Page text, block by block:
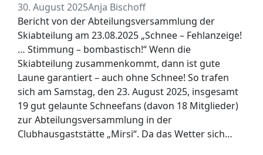
30. August 2025Anja Bischoff
Bericht von der Abteilungsversammlung der
Skiabteilung am 23.08.2025 „Schnee – Fehlanzeige!
… Stimmung – bombastisch!“ Wenn die
Skiabteilung zusammenkommt, dann ist gute
Laune garantiert – auch ohne Schnee! So trafen
sich am Samstag, den 23. August 2025, insgesamt
19 gut gelaunte Schneefans (davon 18 Mitglieder)
zur Abteilungsversammlung in der
Clubhausgaststätte „Mirsi“. Da das Wetter sich…